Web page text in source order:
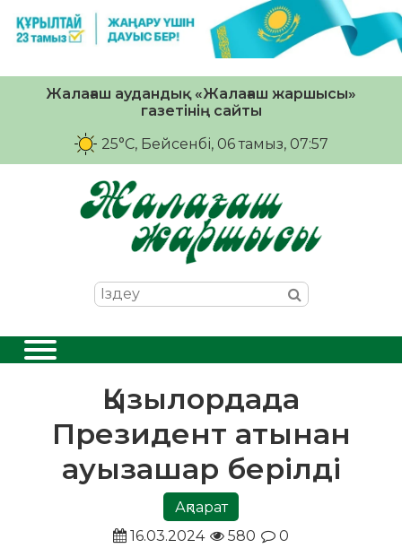
Жалағаш аудандық «Жалағаш жаршысы»
газетінің сайты
25°C, Бейсенбі, 06 тамыз, 07:57
Қызылордада
Президент атынан
ауызашар берілді
Ақпарат
16.03.2024
580 0